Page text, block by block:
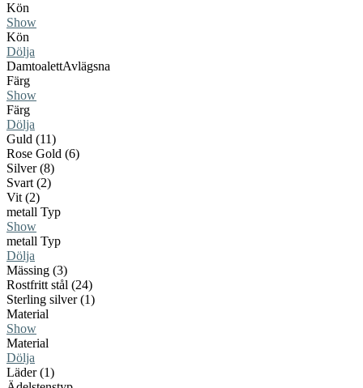
Kön
Show
Kön
Dölja
DamtoalettAvlägsna
Färg
Show
Färg
Dölja
Guld (11)
Rose Gold (6)
Silver (8)
Svart (2)
Vit (2)
metall Typ
Show
metall Typ
Dölja
Mässing (3)
Rostfritt stål (24)
Sterling silver (1)
Material
Show
Material
Dölja
Läder (1)